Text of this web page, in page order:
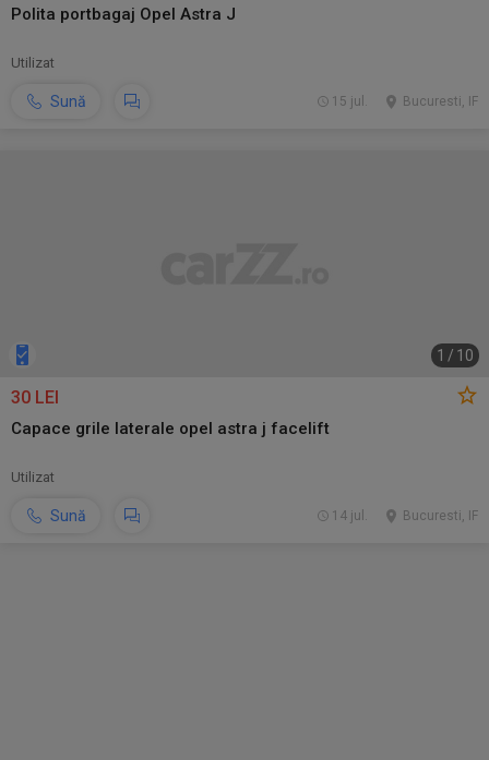
Polita portbagaj Opel Astra J
Utilizat
Sună Bucuresti, IF
15 jul.
1 / 10
30 LEI
Capace grile laterale opel astra j facelift
Utilizat
Sună Bucuresti, IF
14 jul.